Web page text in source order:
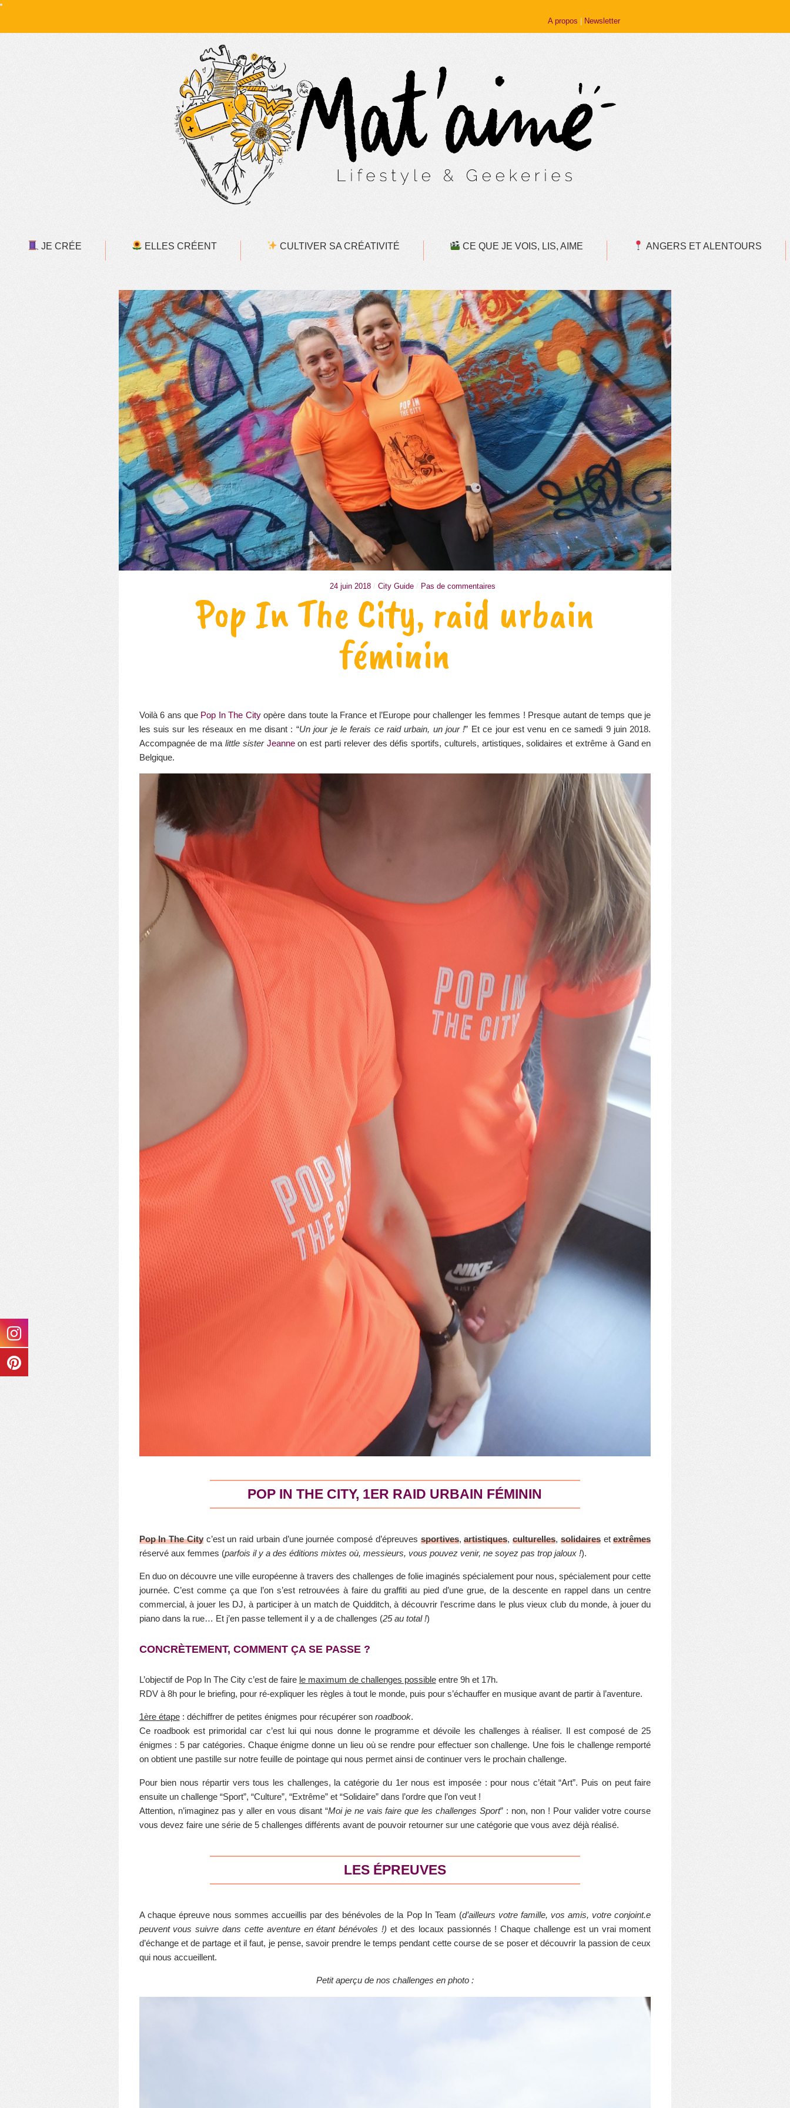
A propos Newsletter
JE CRÉE ELLES CRÉENT CULTIVER SA CRÉATIVITÉ CE QUE JE VOIS, LIS, AIME ANGERS ET ALENTOURS
24 juin 2018/ City Guide/ Pas de commentaires
Pop In The City, raid urbain
féminin
Voilà 6 ans que Pop In The Cityopère dans toute la France et l’Europe pour challenger les femmes ! Presque autant de temps que je
les suis sur les réseaux en me disant : “Un jour je le ferais ce raid urbain, un jour !” Et ce jour est venu en ce samedi 9 juin 2018.
Accompagnée de ma little sister Jeanneon est parti relever des défis sportifs, culturels, artistiques, solidaires et extrême à Gand en
Belgique.
POP IN THE CITY, 1ER RAID URBAIN FÉMININ
Pop In The Cityc’est un raid urbain d’une journée composé d’épreuves sportives,artistiques,culturelles, solidairesetextrêmes
réservé aux femmes (parfois il y a des éditions mixtes où, messieurs, vous pouvez venir, ne soyez pas trop jaloux !).
En duo on découvre une ville européenne à travers des challenges de folie imaginés spécialement pour nous, spécialement pour cette
journée. C’est comme ça que l’on s’est retrouvées à faire du graffiti au pied d’une grue, de la descente en rappel dans un centre
commercial, à jouer les DJ, à participer à un match de Quidditch, à découvrir l’escrime dans le plus vieux club du monde, à jouer du
piano dans la rue… Et j’en passe tellement il y a de challenges (25 au total !)
CONCRÈTEMENT, COMMENT ÇA SE PASSE ?
L’objectif de Pop In The City c’est de faire le maximum de challenges possibleentre 9h et 17h.
RDV à 8h pour le briefing, pour ré-expliquer les règles à tout le monde, puis pour s’échauffer en musique avant de partir à l’aventure.
1ère étape: déchiffrer de petites énigmes pour récupérer son roadbook.
Ce roadbook est primoridal car c’est lui qui nous donne le programme et dévoile les challenges à réaliser. Il est composé de 25
énigmes : 5 par catégories. Chaque énigme donne un lieu où se rendre pour effectuer son challenge. Une fois le challenge remporté
on obtient une pastille sur notre feuille de pointage qui nous permet ainsi de continuer vers le prochain challenge.
Pour bien nous répartir vers tous les challenges, la catégorie du 1er nous est imposée : pour nous c’était “Art”. Puis on peut faire
ensuite un challenge “Sport”, “Culture”, “Extrême” et “Solidaire” dans l’ordre que l’on veut !
Attention, n’imaginez pas y aller en vous disant “Moi je ne vais faire que les challenges Sport” : non, non ! Pour valider votre course
vous devez faire une série de 5 challenges différents avant de pouvoir retourner sur une catégorie que vous avez déjà réalisé.
LES ÉPREUVES
A chaque épreuve nous sommes accueillis par des bénévoles de la Pop In Team (d’ailleurs votre famille, vos amis, votre conjoint.e
peuvent vous suivre dans cette aventure en étant bénévoles !) et des locaux passionnés ! Chaque challenge est un vrai moment
d’échange et de partage et il faut, je pense, savoir prendre le temps pendant cette course de se poser et découvrir la passion de ceux
qui nous accueillent.
Petit aperçu de nos challenges en photo :